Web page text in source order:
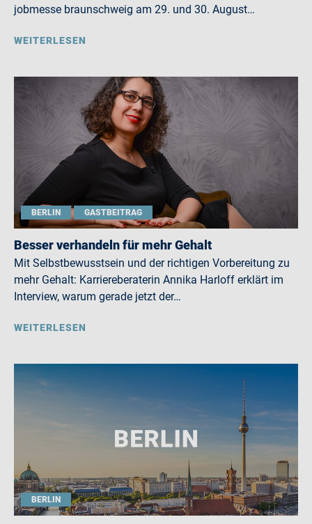
jobmesse braunschweig am 29. und 30. August…
WEITERLESEN
BERLIN GASTBEITRAG
Besser verhandeln für mehr Gehalt
Mit Selbstbewusstsein und der richtigen Vorbereitung zu
mehr Gehalt: Karriereberaterin Annika Harloff erklärt im
Interview, warum gerade jetzt der…
WEITERLESEN
BERLIN